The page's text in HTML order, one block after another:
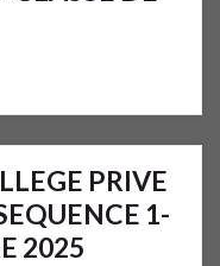
PRIVE
1-
2025